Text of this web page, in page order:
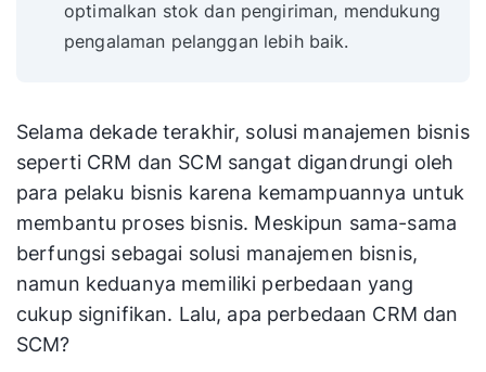
optimalkan stok dan pengiriman, mendukung
pengalaman pelanggan lebih baik.
Selama dekade terakhir, solusi manajemen bisnis
seperti CRM dan SCM sangat digandrungi oleh
para pelaku bisnis karena kemampuannya untuk
membantu proses bisnis. Meskipun sama-sama
berfungsi sebagai solusi manajemen bisnis,
namun keduanya memiliki perbedaan yang
cukup signifikan. Lalu, apa perbedaan CRM dan
SCM?